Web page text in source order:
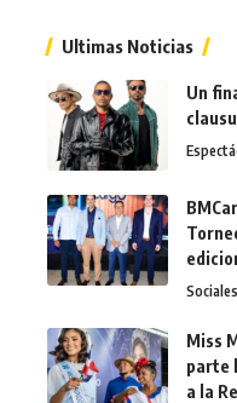
Ultimas Noticias
Un
Sociales
Miss
parte
a la